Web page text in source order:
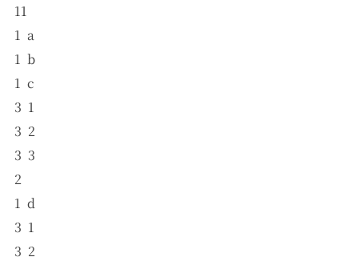
11
1 a
1 b
1 c
3 1
3 2
3 3
2
1 d
3 1
3 2